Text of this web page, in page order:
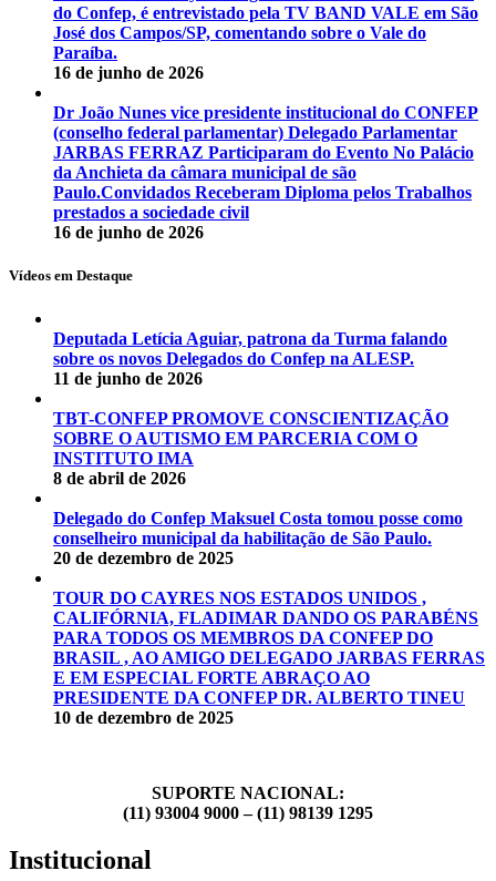
do Confep, é entrevistado pela TV BAND VALE em São
José dos Campos/SP, comentando sobre o Vale do
Paraíba.
16 de junho de 2026
Dr João Nunes vice presidente institucional do CONFEP
(conselho federal parlamentar) Delegado Parlamentar
JARBAS FERRAZ Participaram do Evento No Palácio
da Anchieta da câmara municipal de são
Paulo.Convidados Receberam Diploma pelos Trabalhos
prestados a sociedade civil
16 de junho de 2026
Vídeos em Destaque
Deputada Letícia Aguiar, patrona da Turma falando
sobre os novos Delegados do Confep na ALESP.
11 de junho de 2026
TBT-CONFEP PROMOVE CONSCIENTIZAÇÃO
SOBRE O AUTISMO EM PARCERIA COM O
INSTITUTO IMA
8 de abril de 2026
Delegado do Confep Maksuel Costa tomou posse como
conselheiro municipal da habilitação de São Paulo.
20 de dezembro de 2025
TOUR DO CAYRES NOS ESTADOS UNIDOS ,
CALIFÓRNIA, FLADIMAR DANDO OS PARABÉNS
PARA TODOS OS MEMBROS DA CONFEP DO
BRASIL , AO AMIGO DELEGADO JARBAS FERRAS
E EM ESPECIAL FORTE ABRAÇO AO
PRESIDENTE DA CONFEP DR. ALBERTO TINEU
10 de dezembro de 2025
SUPORTE NACIONAL:
(11) 93004 9000 – (11) 98139 1295
Institucional